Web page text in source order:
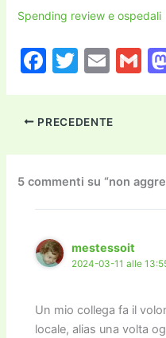
Spending review e ospedali
F
c
e
b
o
o
k
T
itt
er
E
ai
l
G
PRECEDENTE
5 commenti su “non
mestessoit
2024-03-11 alle
Un mio collega fa il
locale, alias una volta